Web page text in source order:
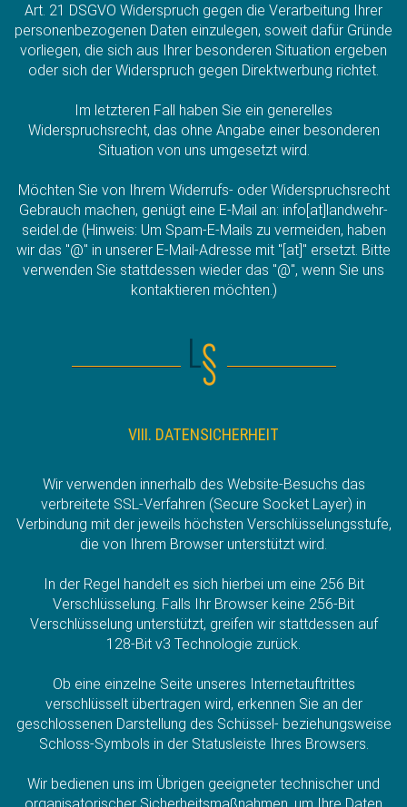
Art. 21 DSGVO Widerspruch gegen die Verarbeitung Ihrer
personenbezogenen Daten einzulegen, soweit dafür Gründe
vorliegen, die sich aus Ihrer besonderen Situation ergeben
oder sich der Widerspruch gegen Direktwerbung richtet.
Im letzteren Fall haben Sie ein generelles
Widerspruchsrecht, das ohne Angabe einer besonderen
Situation von uns umgesetzt wird.
Möchten Sie von Ihrem Widerrufs- oder Widerspruchsrecht
Gebrauch machen, genügt eine E-Mail an: info[at]landwehr-
seidel.de (Hinweis: Um Spam-E-Mails zu vermeiden, haben
wir das "@" in unserer E-Mail-Adresse mit "[at]" ersetzt. Bitte
verwenden Sie stattdessen wieder das "@", wenn Sie uns
kontaktieren möchten.)
VIII. DATENSICHERHEIT
Wir verwenden innerhalb des Website-Besuchs das
verbreitete SSL-Verfahren (Secure Socket Layer) in
Verbindung mit der jeweils höchsten Verschlüsselungsstufe,
die von Ihrem Browser unterstützt wird.
In der Regel handelt es sich hierbei um eine 256 Bit
Verschlüsselung. Falls Ihr Browser keine 256-Bit
Verschlüsselung unterstützt, greifen wir stattdessen auf
128-Bit v3 Technologie zurück.
Ob eine einzelne Seite unseres Internetauftrittes
verschlüsselt übertragen wird, erkennen Sie an der
geschlossenen Darstellung des Schüssel- beziehungsweise
Schloss-Symbols in der Statusleiste Ihres Browsers.
Wir bedienen uns im Übrigen geeigneter technischer und
organisatorischer Sicherheitsmaßnahmen, um Ihre Daten